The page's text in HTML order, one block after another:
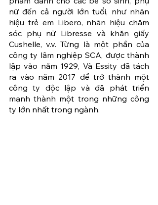
nữ đến cả người lớn tuổi, như nhãn
hiệu trẻ em Libero, nhãn hiệu chăm
sóc phụ nữ Libresse và khăn giấy
Cushelle, v.v. Từng là một phần của
công ty lâm nghiệp SCA, được thành
lập vào năm 1929, Và Essity đã tách
ra vào năm 2017 để trở thành một
công ty độc lập và đã phát triển
mạnh thành một trong những công
ty lớn nhất trong ngành.